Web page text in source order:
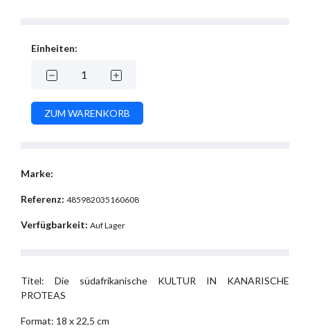
Einheiten:
Marke:
Referenz: 485982035160608
Verfügbarkeit: Auf Lager
Titel: Die südafrikanische KULTUR IN KANARISCHE
PROTEAS
Format: 18 x 22,5 cm